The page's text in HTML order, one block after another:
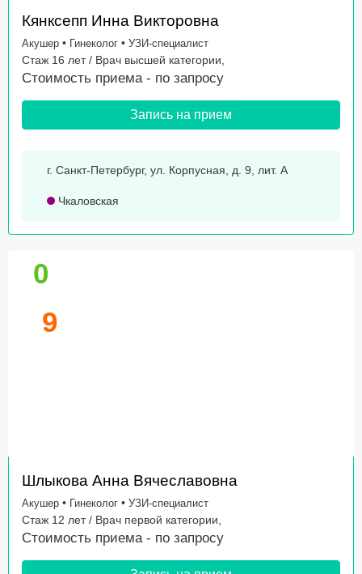
Кянксепп Инна Викторовна
Акушер • Гинеколог • УЗИ-специалист
Стаж 16 лет / Врач высшей категории,
Стоимость приема - по запросу
Запись на прием
г. Санкт-Петербург, ул. Корпусная, д. 9, лит. А
Чкаловская
0
9
Шлыкова Анна Вячеславовна
Акушер • Гинеколог • УЗИ-специалист
Стаж 12 лет / Врач первой категории,
Стоимость приема - по запросу